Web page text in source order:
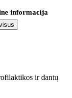
informacija
ir dantų